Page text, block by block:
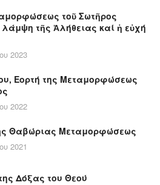
τοῦ Σωτῆρος
λάμψη τῆς Ἀλήθειας καί ἡ εὐχή
2023
Εορτή της Μεταμορφώσεως
2022
Θαβώριας Μεταμορφώσεως
2021
Δόξας του Θεού